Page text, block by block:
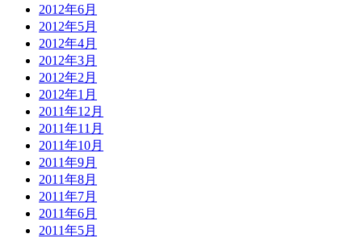
2012年6月
2012年5月
2012年4月
2012年3月
2012年2月
2012年1月
2011年12月
2011年11月
2011年10月
2011年9月
2011年8月
2011年7月
2011年6月
2011年5月